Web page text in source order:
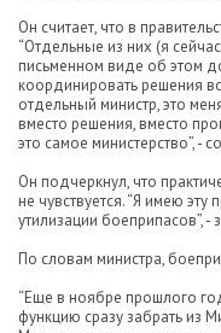
Он считает, что в
“Отдельные из них (я
письменном виде об этом
координировать решения
отдельный министр, это
вместо решения, вместо
это самое министерство”, -
Он подчеркнул, что
не чувствуется. “Я имею
утилизации боеприпасов”, -
По словам министра,
“Еще в ноябре прошлого
функцию сразу забрать из